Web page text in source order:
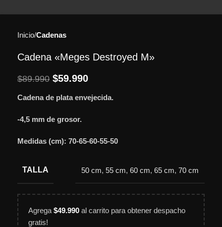
Inicio Cadenas
Cadena «Meges Destroyed M»
$89.990 $59.990
Cadena de plata envejecida.
-4,5 mm de grosor.
Medidas (cm): 70-65-60-55-50
TALLA 50 cm, 55 cm, 60 cm, 65 cm, 70 cm
Agrega $49.990 al carrito para obtener despacho
gratis!